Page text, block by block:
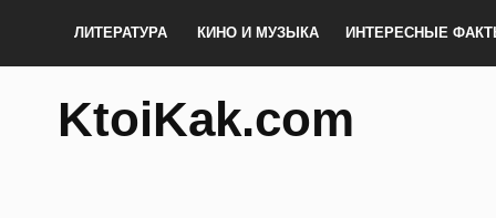
ЛИТЕРАТУРА КИНО И МУЗЫКА ИНТЕРЕСНЫЕ
KtoiKak.com